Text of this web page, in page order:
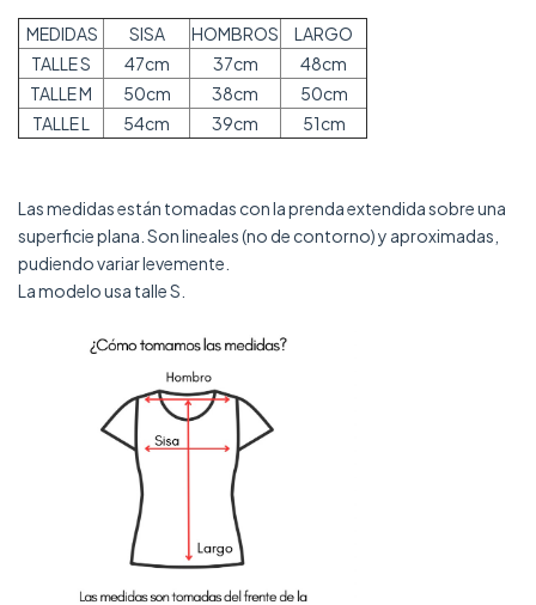
MEDIDAS SISA HOMBROS
LARGO
TALLE S
47cm 37cm
48cm
TALLE M
50cm 38cm
50cm
TALLE L
54cm 39cm 51cm
Las medidas están tomadas con la prenda extendida sobre una
superficie plana. Son lineales (no de contorno) y aproximadas,
pudiendo variar levemente.
La modelo usa talle S.